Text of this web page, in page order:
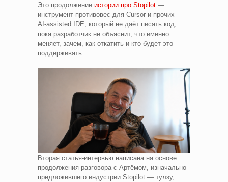
Это продолжение истории про Stopilot —
инструмент‑противовес для Cursor и прочих
AI‑assisted IDE, который не даёт писать код,
пока разработчик не объяснит, что именно
меняет, зачем, как откатить и кто будет это
поддерживать.
Вторая статья‑интервью написана на основе
продолжения разговора с Артёмом, изначально
предложившего индустрии Stopilot — тулзу,